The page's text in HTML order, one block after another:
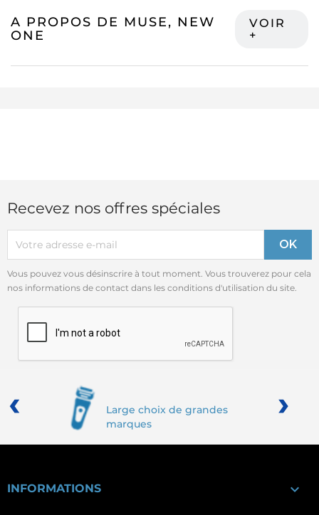
A PROPOS DE MUSE, NEW
ONE
Recevez nos offres spéciales
Vous pouvez vous désinscrire à tout moment. Vous trouverez pour cela
nos informations de contact dans les conditions d'utilisation du site.
Large choix de grandes
marques
‹ ›
INFORMATIONS 